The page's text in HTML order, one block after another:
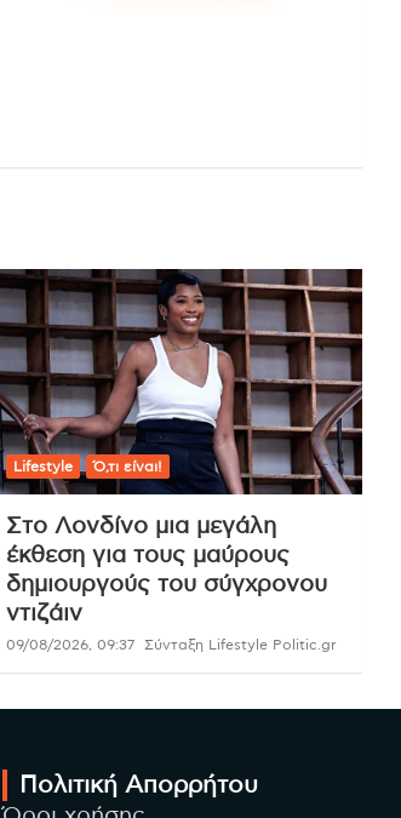
Lifestyle Ό,τι είναι!
Στο Λονδίνο μια μεγάλη
έκθεση για τους μαύρους
δημιουργούς του σύγχρονου
ντιζάιν
09/08/2026, 09:37 Σύνταξη Lifestyle Politic.gr
Πολιτική Απορρήτου